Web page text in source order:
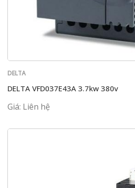
DELTA
DELTA VFD037E43A 3.7kw 380v
Giá: Liên hệ